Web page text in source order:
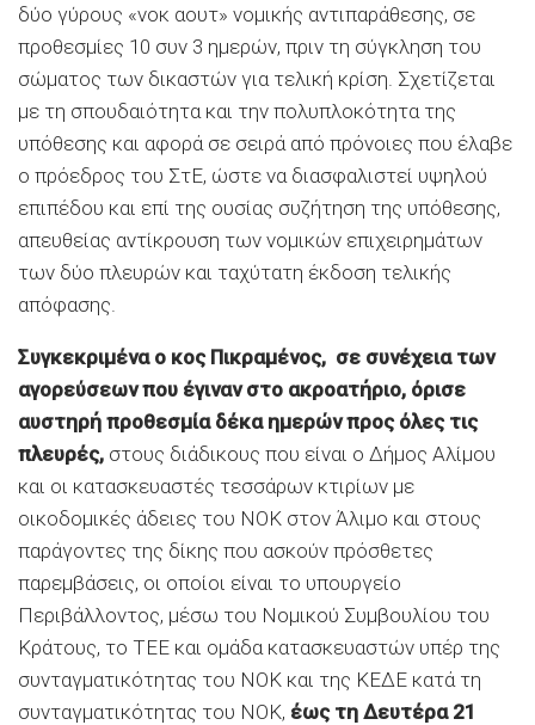
δύο γύρους «νοκ αουτ» νομικής αντιπαράθεσης, σε
προθεσμίες 10 συν 3 ημερών, πριν τη σύγκληση του
σώματος των δικαστών για τελική κρίση. Σχετίζεται
με τη σπουδαιότητα και την πολυπλοκότητα της
υπόθεσης και αφορά σε σειρά από πρόνοιες που έλαβε
ο πρόεδρος του ΣτΕ, ώστε να διασφαλιστεί υψηλού
επιπέδου και επί της ουσίας συζήτηση της υπόθεσης,
απευθείας αντίκρουση των νομικών επιχειρημάτων
των δύο πλευρών και ταχύτατη έκδοση τελικής
απόφασης.
Συγκεκριμένα ο κος Πικραμένος, σε συνέχεια των
αγορεύσεων που έγιναν στο ακροατήριο, όρισε
αυστηρή προθεσμία δέκα ημερών προς όλες τις
πλευρές, στους διάδικους που είναι ο Δήμος Αλίμου
και οι κατασκευαστές τεσσάρων κτιρίων με
οικοδομικές άδειες του ΝΟΚ στον Άλιμο και στους
παράγοντες της δίκης που ασκούν πρόσθετες
παρεμβάσεις, οι οποίοι είναι το υπουργείο
Περιβάλλοντος, μέσω του Νομικού Συμβουλίου του
Κράτους, το ΤΕΕ και ομάδα κατασκευαστών υπέρ της
συνταγματικότητας του ΝΟΚ και της ΚΕΔΕ κατά τη
συνταγματικότητας του ΝΟΚ, έως τη Δευτέρα 21